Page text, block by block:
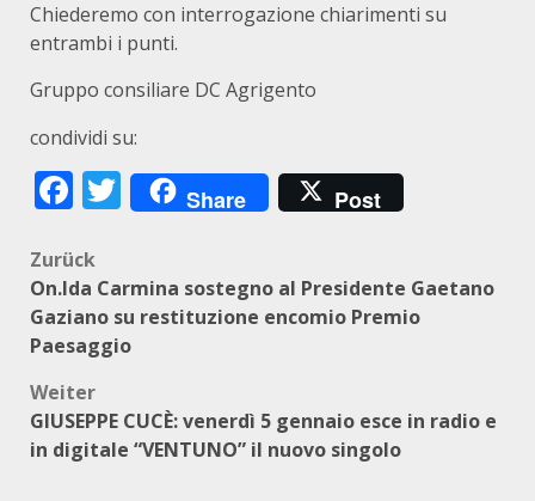
Chiederemo con interrogazione chiarimenti su
entrambi i punti.
Gruppo consiliare DC Agrigento
condividi su:
Facebook
Twitter
Share Post
Beitragsnavigation
Zurück
On.Ida Carmina sostegno al Presidente Gaetano
Gaziano su restituzione encomio Premio
Paesaggio
Weiter
GIUSEPPE CUCÈ: venerdì 5 gennaio esce in radio e
in digitale “VENTUNO” il nuovo singolo